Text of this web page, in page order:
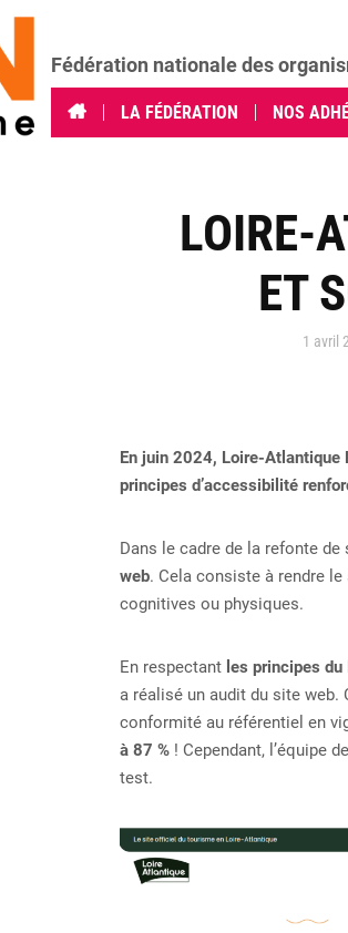
Fédération nationale des
LA FÉDÉRATION NOS
LOIRE-
ET
1 avril
En juin 2024, Loire-Atlantique
principes d’accessibilité
Dans le cadre de la refonte de
web. Cela consiste à rendre
cognitives ou physiques.
En respectant les principes du
a réalisé un audit du site web.
conformité au référentiel en
à 87 % ! Cependant, l’équipe
test.